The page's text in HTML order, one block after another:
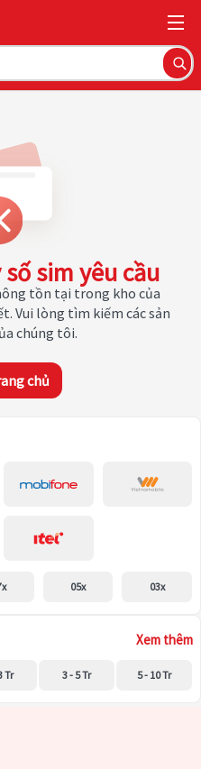
sim yêu cầu
tồn tại trong kho của
Vui lòng tìm kiếm các sản
chúng tôi.
chủ
05x 03x
Xem thêm
Tr 3 - 5 Tr 5 - 10 Tr